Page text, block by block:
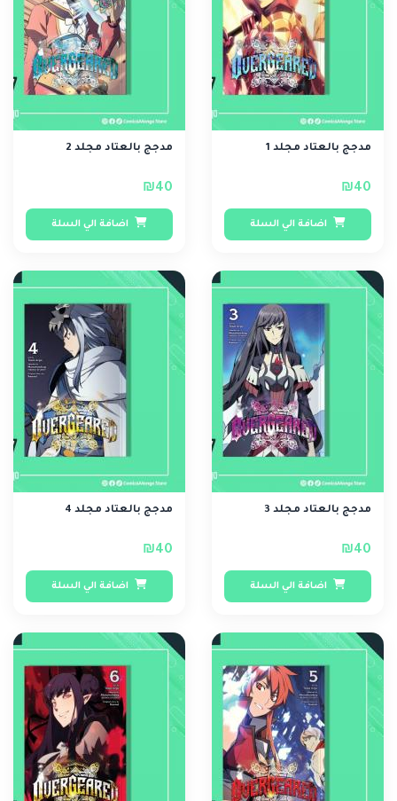
مدجج بالعتاد مجلد 1
₪40
اضافة الي السلة
مدجج بالعتاد مجلد 2
₪40
اضافة الي السلة
مدجج بالعتاد مجلد 3
₪40
اضافة الي السلة
مدجج بالعتاد مجلد 4
₪40
اضافة الي السلة